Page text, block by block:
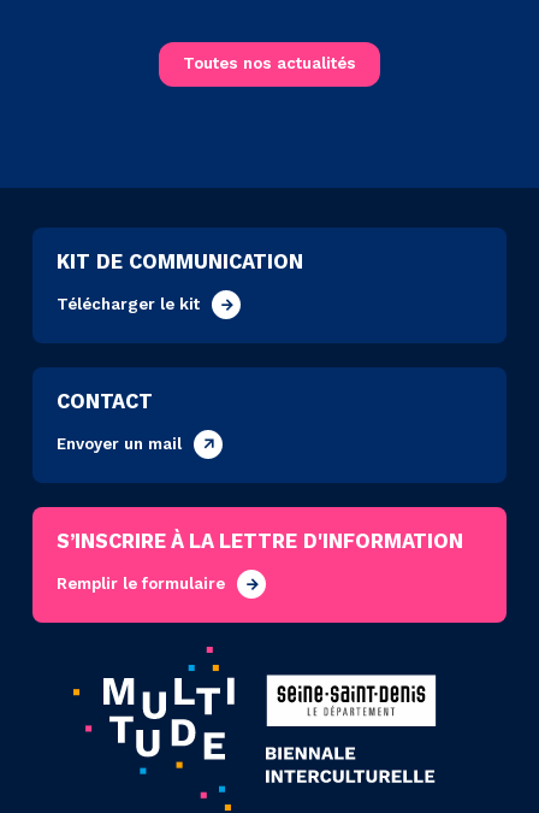
Toutes nos actualités
KIT DE COMMUNICATION
Télécharger le kit
CONTACT
Envoyer un mail
S’INSCRIRE À LA LETTRE D'INFORMATION
Remplir le formulaire